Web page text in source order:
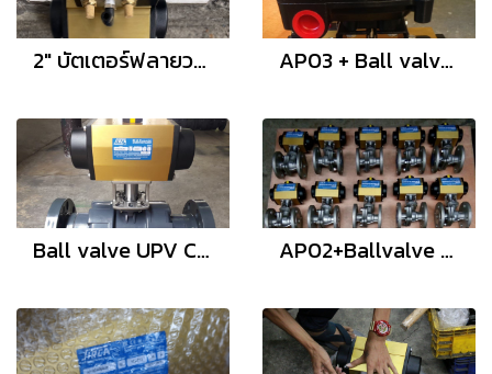
2" บัตเตอร์ฟลายวาล์ว ประกอบ หัวขับลม SIRCA AP02 โซลินอยด์วาล์ว SDPC 4M310-08 AP03 + Ball valve 3pc + limit switch box apl-210n
Ball valve UPV C หน้าแปลน ประกอบหัวขับ SIRCA AP02+Ballvalve stainless steel Flanged